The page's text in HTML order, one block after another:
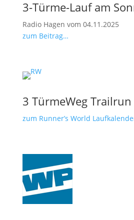
3-Türme-Lauf am
Radio Hagen vom 04.11.2025
zum Beitrag…
3 TürmeWeg Trailrun
zum Runner’s World